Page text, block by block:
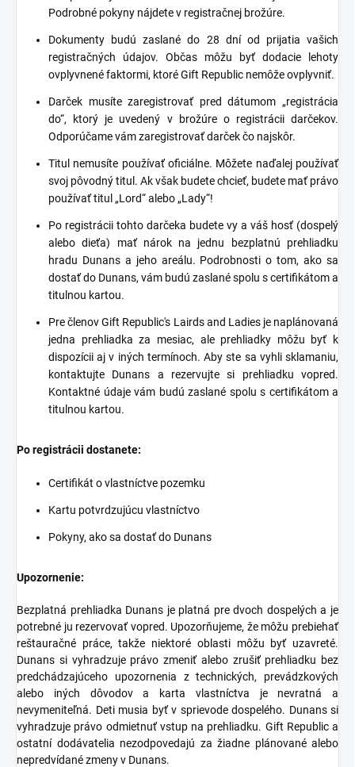
Podrobné pokyny nájdete v registračnej brožúre.
Dokumenty budú zaslané do 28 dní od prijatia vašich
registračných údajov. Občas môžu byť dodacie lehoty
ovplyvnené faktormi, ktoré Gift Republic nemôže ovplyvniť.
Darček musíte zaregistrovať pred dátumom „registrácia
do“, ktorý je uvedený v brožúre o registrácii darčekov.
Odporúčame vám zaregistrovať darček čo najskôr.
Titul nemusíte používať oficiálne. Môžete naďalej používať
svoj pôvodný titul. Ak však budete chcieť, budete mať právo
používať titul „Lord“ alebo „Lady“!
Po registrácii tohto darčeka budete vy a váš hosť (dospelý
alebo dieťa) mať nárok na jednu bezplatnú prehliadku
hradu Dunans a jeho areálu. Podrobnosti o tom, ako sa
dostať do Dunans, vám budú zaslané spolu s certifikátom a
titulnou kartou.
Pre členov Gift Republic's Lairds and Ladies je naplánovaná
jedna prehliadka za mesiac, ale prehliadky môžu byť k
dispozícii aj v iných termínoch. Aby ste sa vyhli sklamaniu,
kontaktujte Dunans a rezervujte si prehliadku vopred.
Kontaktné údaje vám budú zaslané spolu s certifikátom a
titulnou kartou.
Po registrácii dostanete:
Certifikát o vlastníctve pozemku
Kartu potvrdzujúcu vlastníctvo
Pokyny, ako sa dostať do Dunans
Upozornenie:
Bezplatná prehliadka Dunans je platná pre dvoch dospelých a je
potrebné ju rezervovať vopred. Upozorňujeme, že môžu prebiehať
reštauračné práce, takže niektoré oblasti môžu byť uzavreté.
Dunans si vyhradzuje právo zmeniť alebo zrušiť prehliadku bez
predchádzajúceho upozornenia z technických, prevádzkových
alebo iných dôvodov a karta vlastníctva je nevratná a
nevymeniteľná. Deti musia byť v sprievode dospelého. Dunans si
vyhradzuje právo odmietnuť vstup na prehliadku. Gift Republic a
ostatní dodávatelia nezodpovedajú za žiadne plánované alebo
nepredvídané zmeny v Dunans.